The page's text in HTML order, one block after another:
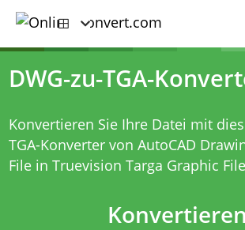
DWG-zu-TGA-
Konvertieren Sie Ihre Datei mit
TGA-Konvertervon AutoCAD
File in Truevision Targa Graphic
Konvertieren